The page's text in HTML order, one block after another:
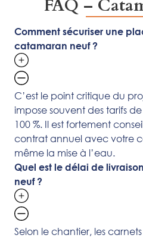
FAQ –
Comment sécuriser une
catamaran neuf ?
C’est le point critique du
impose souvent des tarifs
100 %. Il est fortement
contrat annuel avec votre
même la mise à l’eau.
Quel est le délai de
neuf ?
Selon le chantier, les